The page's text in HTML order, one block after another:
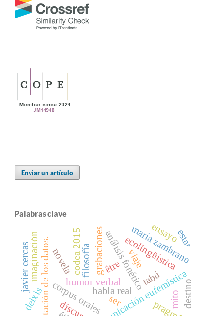
Enviar un artículo
Palabras clave
tabú
humor verbal
comunicación eufemística
corpus orales
análisis fonético
habla real
grabaciones
explotación de los datos. ecolingüística
deixis
c
o
d
e
a
2
0
1
5
novela maría zambrano
filosofía viaje
imaginación
mito
ensayo
javier cercas
destino
ser
estar
être